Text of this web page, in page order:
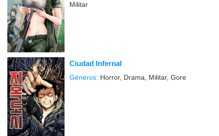
Militar
Ciudad Infernal
Géneros: Horror, Drama, Militar, Gore